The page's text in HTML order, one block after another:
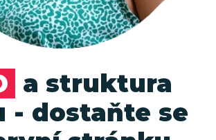
a struktura
- dostaňte se